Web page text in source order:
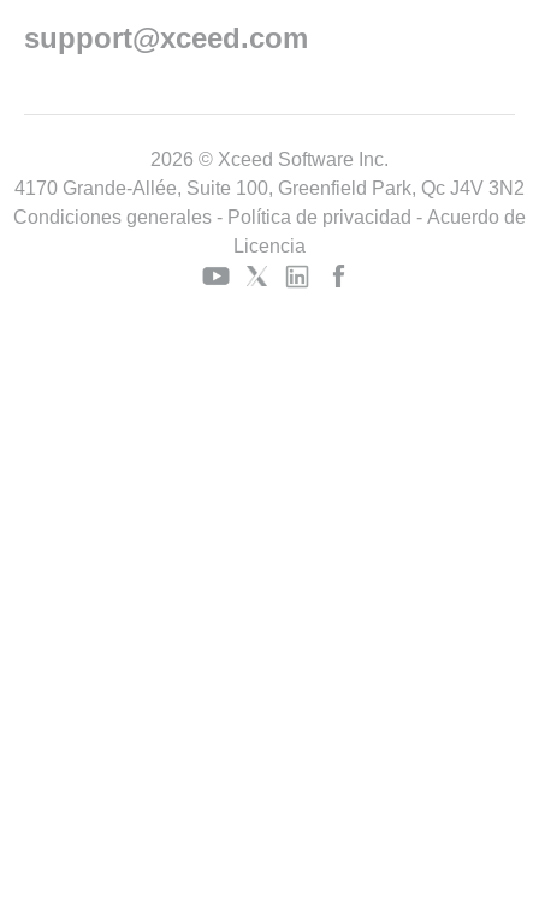
support@xceed.com
2026 © Xceed Software Inc.
4170 Grande-Allée, Suite 100, Greenfield Park, Qc J4V 3N2
Condiciones generales - Política de privacidad - Acuerdo de
Licencia